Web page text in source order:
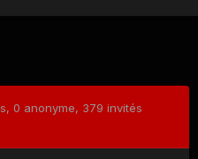
, 0 anonyme, 379 invités